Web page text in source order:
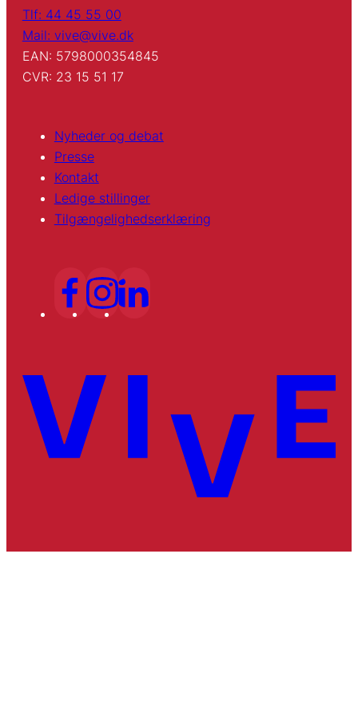
Tlf: 44 45 55 00
Mail: vive@vive.dk
EAN: 5798000354845
CVR: 23 15 51 17
Nyheder og debat
Presse
Kontakt
Ledige stillinger
Tilgængelighedserklæring